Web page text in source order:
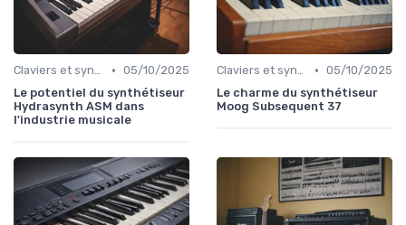
Claviers et synthétiseurs • 05/10/2025
Le potentiel du synthétiseur
Hydrasynth ASM dans
l'industrie musicale
Claviers et synthétiseurs • 05/10/2025
Le charme du synthétiseur
Moog Subsequent 37